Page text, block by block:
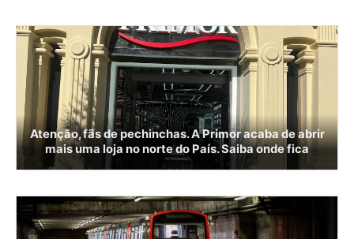
Atenção, fãs de pechinchas. A Primor acaba de abrir
mais uma loja no norte do País. Saiba onde fica